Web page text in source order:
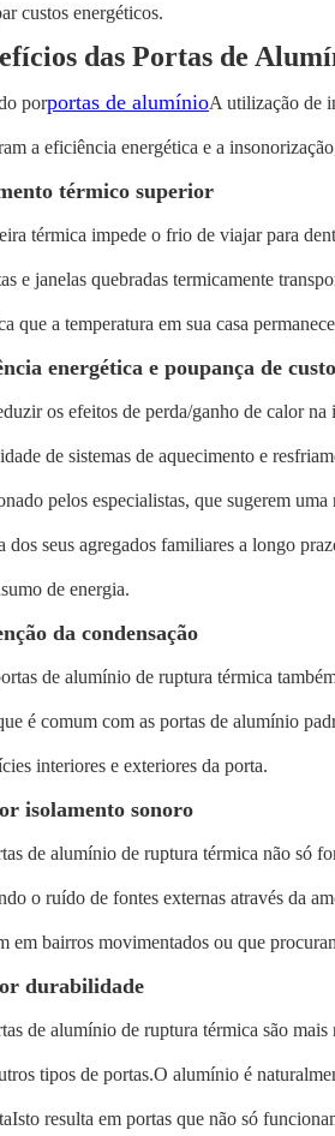
custos energéticos.
das Portas de
porportas de alumínioA utilização de
a eficiência energética e a
térmico superior
térmica impede o frio de viajar para
e janelas quebradas termicamente
que a temperatura em sua casa
energética e poupança de
os efeitos de perda/ganho de calor
de sistemas de aquecimento e
pelos especialistas, que sugerem
dos seus agregados familiares a longo
de energia.
da condensação
de alumínio de ruptura térmica
é comum com as portas de alumínio
interiores e exteriores da porta.
isolamento sonoro
de alumínio de ruptura térmica não só
o ruído de fontes externas através da
em bairros movimentados ou que
durabilidade
de alumínio de ruptura térmica são
tipos de portas.O alumínio é
resulta em portas que não só